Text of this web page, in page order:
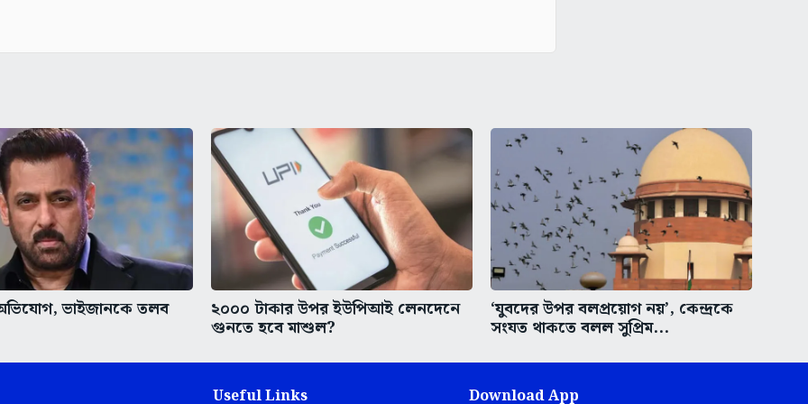
ভাইজানকে তলব ২০০০ টাকার উপর ইউপিআই লেনদেনে
গুনতে হবে মাশুল?
‘যুবদের উপর বলপ্রয়োগ নয়’, কেন্দ্রকে
সংযত থাকতে বলল সুপ্রিম...
Useful Links Download App